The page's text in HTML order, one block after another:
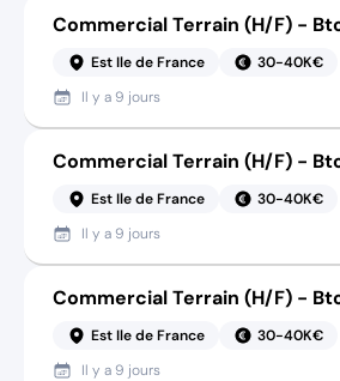
Commercial Terrain (H/F) -
Est Ile de France
30-40K€
Il y a 9 jours
Commercial Terrain (H/F) -
Est Ile de France
30-40K€
Il y a 9 jours
Commercial Terrain (H/F) -
Est Ile de France
30-40K€
Il y a 9 jours